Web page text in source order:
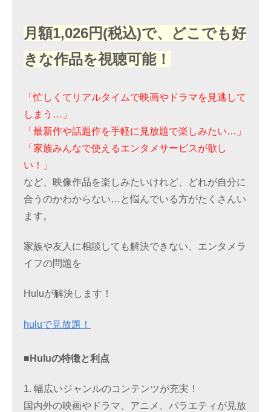
月額1,026円(税込)で、どこでも好
きな作品を視聴可能！
「忙しくてリアルタイムで映画やドラマを見逃して
しまう…」
「最新作や話題作を手軽に見放題で楽しみたい…」
「家族みんなで使えるエンタメサービスが欲し
い！」
など、映像作品を楽しみたいけれど、どれが自分に
合うのかわからない…と悩んでいる方がたくさんい
ます。
家族や友人に相談しても解決できない、エンタメラ
イフの問題を
Huluが解決します！
huluで見放題！
■Huluの特徴と利点
1. 幅広いジャンルのコンテンツが充実！
国内外の映画やドラマ、アニメ、バラエティが見放